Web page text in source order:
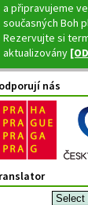
a připravujeme
současných Boh
Rezervujte si
aktualizovány
nás